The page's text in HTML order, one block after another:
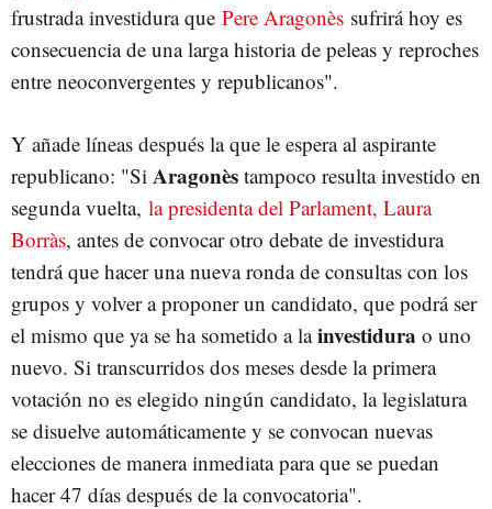
frustrada investidura que Pere Aragonès sufrirá hoy es
consecuencia de una larga historia de peleas y reproches
entre neoconvergentes y republicanos".
Y añade líneas después la que le espera al aspirante
republicano: "Si Aragonès tampoco resulta investido en
segunda vuelta, la presidenta del Parlament, Laura
Borràs, antes de convocar otro debate de investidura
tendrá que hacer una nueva ronda de consultas con los
grupos y volver a proponer un candidato, que podrá ser
el mismo que ya se ha sometido a lainvestidura o uno
nuevo. Si transcurridos dos meses desde la primera
votación no es elegido ningún candidato, la legislatura
se disuelve automáticamente y se convocan nuevas
elecciones de manera inmediata para que se puedan
hacer 47 días después de la convocatoria".